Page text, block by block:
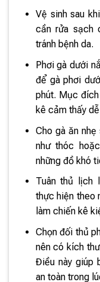
Vệ sinh sau
cần rửa sạch
tránh bệnh da.
Phơi gà dưới
để gà phơi
phút. Mục
kê cảm thấy
Cho gà ăn
như thóc
những đồ khó
Tuân thủ lịch
thực hiện theo
làm chiến kê
Chọn đối thủ
nên có kích
Điều này giúp
an toàn trong